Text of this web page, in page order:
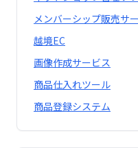
メンバーシップ販売サ
越境EC
画像作成サービス
商品仕入れツール
商品登録システム